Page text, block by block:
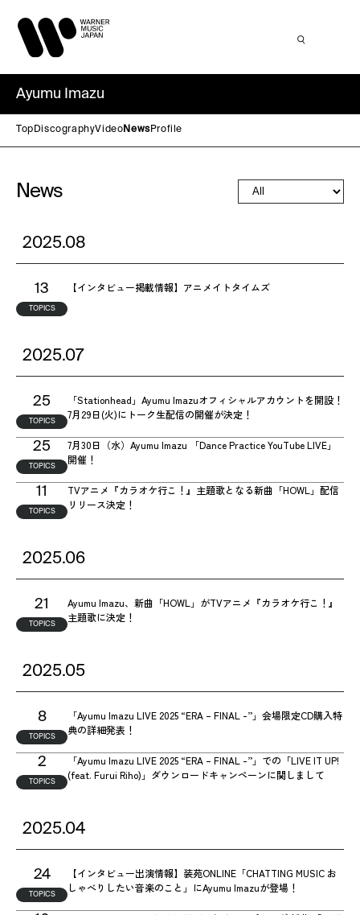
Ayumu Imazu
Top DiscographyVideo NewsProfile
News
2025.08
13
TOPICS
【インタビュー掲載情報】アニメイトタイムズ
2025.07
25
TOPICS
「Stationhead」Ayumu Imazuオフィシャルアカウントを開設！
7月29日(火)にトーク生配信の開催が決定！
25
TOPICS
7月30日（水）Ayumu Imazu 「Dance Practice YouTube LIVE」
開催！
11
TOPICS
TVアニメ『カラオケ行こ！』主題歌となる新曲「HOWL」配信
リリース決定！
2025.06
21
TOPICS
Ayumu Imazu、新曲「HOWL」がTVアニメ『カラオケ行こ！』
主題歌に決定！
2025.05
8
TOPICS
「Ayumu Imazu LIVE 2025 “ERA – FINAL -”」会場限定CD購入特
典の詳細発表！
2
TOPICS
「Ayumu Imazu LIVE 2025 “ERA – FINAL -”」での「LIVE IT UP!
(feat. Furui Riho)」ダウンロードキャンペーンに関しまして
2025.04
24
TOPICS
【インタビュー出演情報】装苑ONLINE「CHATTING MUSIC お
しゃべりしたい音楽のこと」にAyumu Imazuが登場！